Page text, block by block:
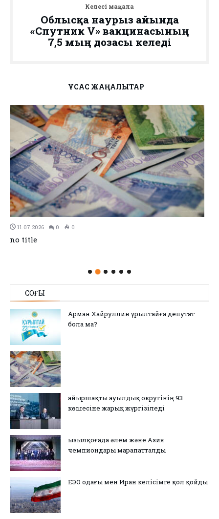
Келесі мақала
Облысқа наурыз айында
«Спутник V» вакцинасының
7,5 мың дозасы келеді
ҰҚСАС ЖАҢАЛЫҚТАР
11.07.2026 0 0
no title
СОҢҒЫ
Арман Хайруллин Құрылтайға депутат
бола ма?
Қайыршақты ауылдық округінің 93
көшесіне жарық жүргізіледі
Қызылқоғада әлем және Азия
чемпиондары марапатталды
ЕЭО одағы мен Иран келісімге қол қойды